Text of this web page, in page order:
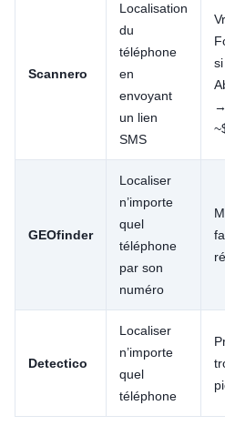
Scannero
Localisation
du
téléphone
en
envoyant
un lien
SMS
GEOfinder
Localiser
n’importe
quel
téléphone
par son
numéro
Detectico
Localiser
n’importe
quel
téléphone